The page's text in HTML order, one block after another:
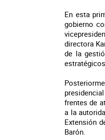
En esta
gobierno
directora
de la
frentes de
a la
Extensión
Barón.